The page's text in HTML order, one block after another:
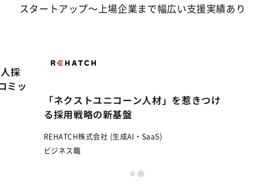
スタートアップ〜上場企業まで幅広い支援実績あり
トする採用
株式会社クウゼン (SaaS)
ビジネス職